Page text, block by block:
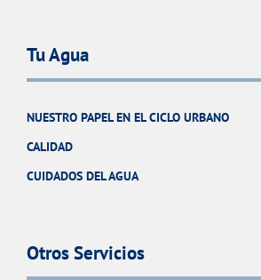
Tu Agua
NUESTRO PAPEL EN EL CICLO URBANO
CALIDAD
CUIDADOS DEL AGUA
Otros Servicios